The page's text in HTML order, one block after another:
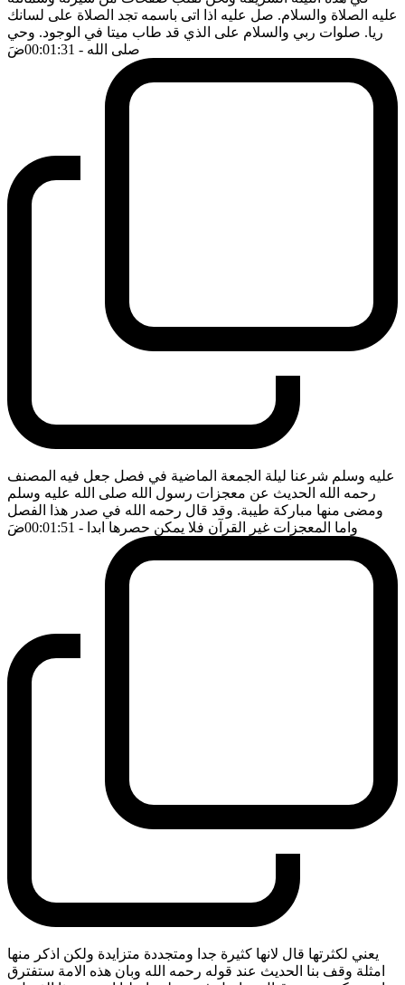
عليه الصلاة والسلام. صل عليه اذا اتى باسمه تجد الصلاة على لسانك
ريا. صلوات ربي والسلام على الذي قد طاب ميتا في الوجود. وحي
صلى الله - 00:01:31 ضَ
عليه وسلم شرعنا ليلة الجمعة الماضية في فصل جعل فيه المصنف
رحمه الله الحديث عن معجزات رسول الله صلى الله عليه وسلم
ومضى منها مباركة طيبة. وقد قال رحمه الله في صدر هذا الفصل
واما المعجزات غير القرآن فلا يمكن حصرها ابدا - 00:01:51 ضَ
يعني لكثرتها قال لانها كثيرة جدا ومتجددة متزايدة ولكن اذكر منها
امثلة وقف بنا الحديث عند قوله رحمه الله وبان هذه الامة ستفترق